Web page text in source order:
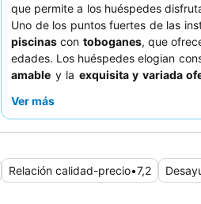
que permite a los huéspedes
Uno de los puntos fuertes de las
piscinas con toboganes, que
edades. Los huéspedes elogian
amable y la exquisita y variada
realmente memorable, considere
Ver más
Relación calidad-precio•7,2